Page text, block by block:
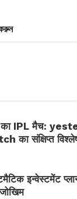
IPL मैच:
का संक्षिप्त
इन्वेस्टमेंट